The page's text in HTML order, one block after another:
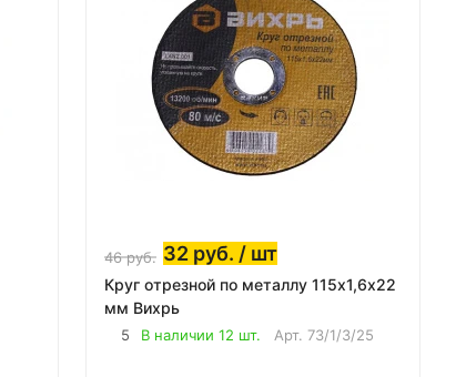
46руб. 32 руб. / шт
Круг отрезной по металлу 115х1,6х22
мм Вихрь
5 В наличии 12 шт. Арт. 73/1/3/25